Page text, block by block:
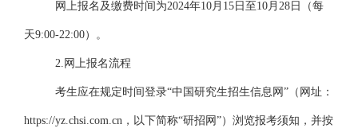
网上报名及缴费时间为2024年10月15日至10月28日（每
天9:00-22:00）。
2.网上报名流程
考生应在规定时间登录“中国研究生招生信息网” （网址：
https://yz.chsi.com.cn，以下简称“研招网”）浏览报考须知，并按